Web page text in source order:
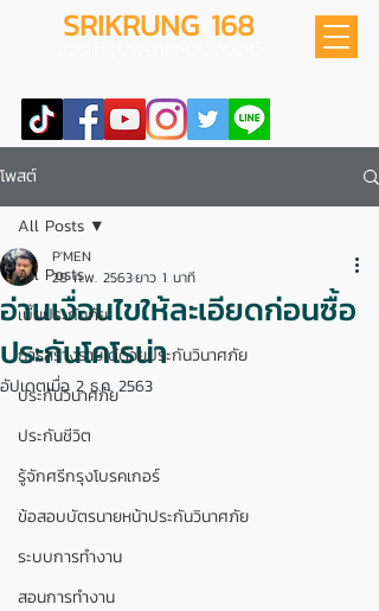
SRIKRUNG 168
โพสต์
All Posts
เบี้ยประกันภัย
การสร้างรายได้ด้วยประกันวินาศภัย
ประกันวินาศภัย
ประกันชีวิต
รู้จักศรีกรุงโบรคเกอร์
ข้อสอบบัตรนายหน้าประกันวินาศภัย
ระบบการทำงาน
สอนการทำงาน
All Posts
อ่านเงื่อนไขให้ละเอียดก่อนซื้อ
ประกันโคโรน่า
P'MEN
28 ก.พ. 2563ยาว 1 นาที
อัปเดตเมื่อ2 ธ.ค. 2563